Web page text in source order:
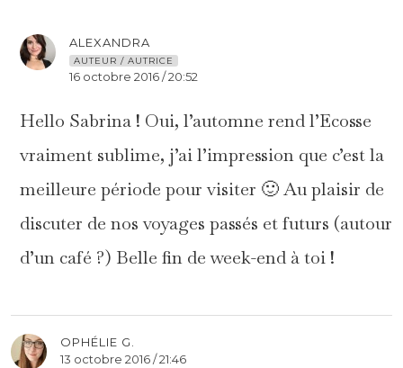
ALEXANDRA
AUTEUR / AUTRICE
16 octobre 2016 / 20:52
Hello Sabrina ! Oui, l’automne rend l’Ecosse
vraiment sublime, j’ai l’impression que c’est la
meilleure période pour visiter 🙂 Au plaisir de
discuter de nos voyages passés et futurs (autour
d’un café ?) Belle fin de week-end à toi !
OPHÉLIE G.
13 octobre 2016 / 21:46